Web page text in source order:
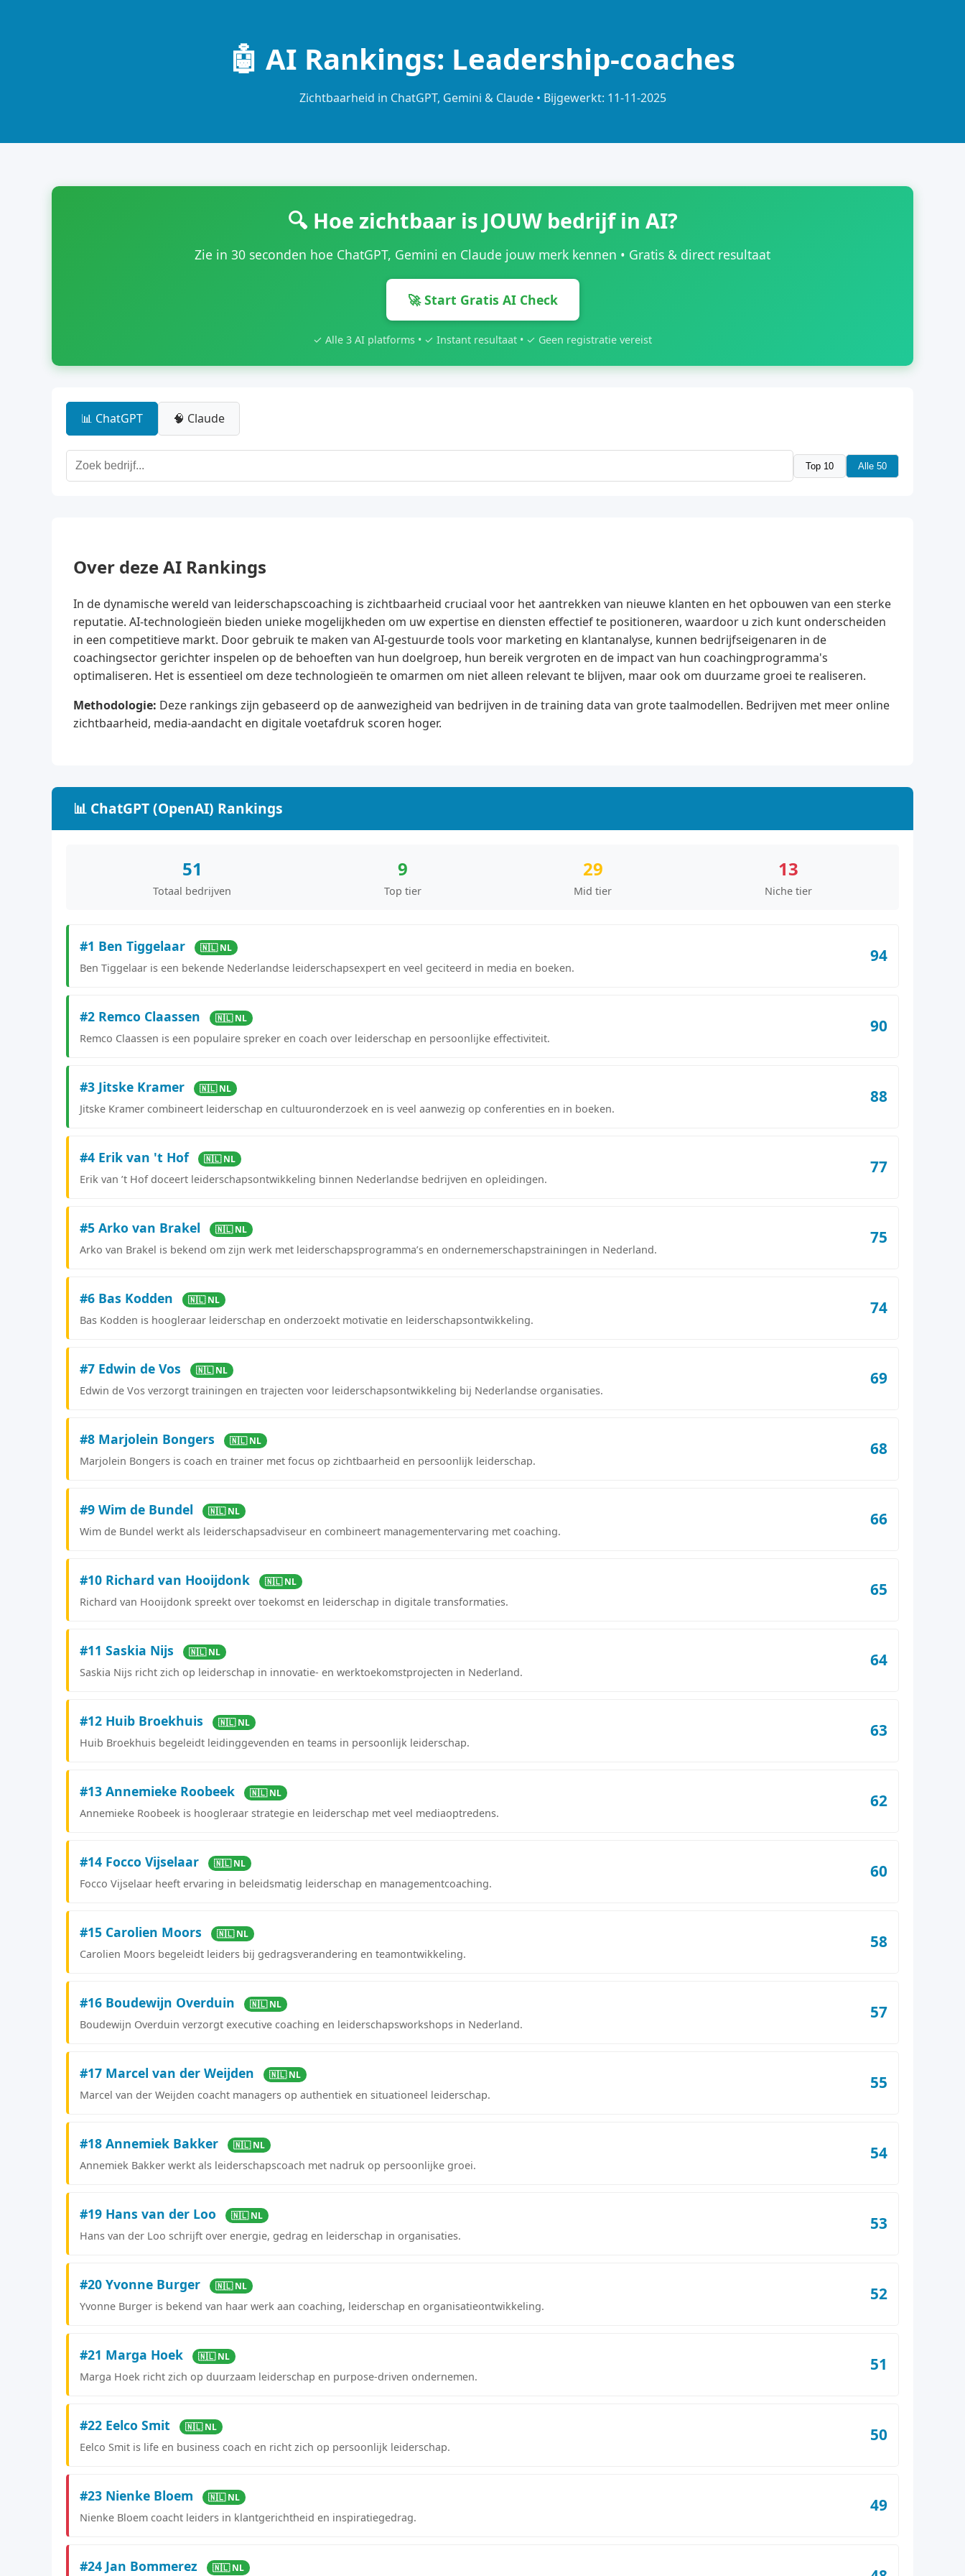
🤖 AI Rankings: Leadership-coaches
Zichtbaarheid in ChatGPT, Gemini & Claude • Bijgewerkt: 11-11-2025
🔍 Hoe zichtbaar is JOUW bedrijf in AI?
Zie in 30 seconden hoe ChatGPT, Gemini en Claude jouw merk kennen • Gratis & direct resultaat
🚀 Start Gratis AI Check
✓ Alle 3 AI platforms • ✓ Instant resultaat • ✓ Geen registratie vereist
📊 ChatGPT 🧠 Claude
Top 10 Alle 50
Over deze AI Rankings
In de dynamische wereld van leiderschapscoaching is zichtbaarheid cruciaal voor het aantrekken van nieuwe klanten en het opbouwen van een sterke
reputatie. AI-technologieën bieden unieke mogelijkheden om uw expertise en diensten effectief te positioneren, waardoor u zich kunt onderscheiden
in een competitieve markt. Door gebruik te maken van AI-gestuurde tools voor marketing en klantanalyse, kunnen bedrijfseigenaren in de
coachingsector gerichter inspelen op de behoeften van hun doelgroep, hun bereik vergroten en de impact van hun coachingprogramma's
optimaliseren. Het is essentieel om deze technologieën te omarmen om niet alleen relevant te blijven, maar ook om duurzame groei te realiseren.
Methodologie: Deze rankings zijn gebaseerd op de aanwezigheid van bedrijven in de training data van grote taalmodellen. Bedrijven met meer online
zichtbaarheid, media-aandacht en digitale voetafdruk scoren hoger.
📊 ChatGPT (OpenAI) Rankings
51
Totaal bedrijven
9
Top tier
29
Mid tier
13
Niche tier
#1 Ben Tiggelaar 🇳🇱 NL
Ben Tiggelaar is een bekende Nederlandse leiderschapsexpert en veel geciteerd in media en boeken.
94
#2 Remco Claassen 🇳🇱 NL
Remco Claassen is een populaire spreker en coach over leiderschap en persoonlijke effectiviteit.
90
#3 Jitske Kramer 🇳🇱 NL
Jitske Kramer combineert leiderschap en cultuuronderzoek en is veel aanwezig op conferenties en in boeken.
88
#4 Erik van 't Hof 🇳🇱 NL
Erik van ’t Hof doceert leiderschapsontwikkeling binnen Nederlandse bedrijven en opleidingen.
77
#5 Arko van Brakel 🇳🇱 NL
Arko van Brakel is bekend om zijn werk met leiderschapsprogramma’s en ondernemerschapstrainingen in Nederland.
75
#6 Bas Kodden 🇳🇱 NL
Bas Kodden is hoogleraar leiderschap en onderzoekt motivatie en leiderschapsontwikkeling.
74
#7 Edwin de Vos 🇳🇱 NL
Edwin de Vos verzorgt trainingen en trajecten voor leiderschapsontwikkeling bij Nederlandse organisaties.
69
#8 Marjolein Bongers 🇳🇱 NL
Marjolein Bongers is coach en trainer met focus op zichtbaarheid en persoonlijk leiderschap.
68
#9 Wim de Bundel 🇳🇱 NL
Wim de Bundel werkt als leiderschapsadviseur en combineert managementervaring met coaching.
66
#10 Richard van Hooijdonk 🇳🇱 NL
Richard van Hooijdonk spreekt over toekomst en leiderschap in digitale transformaties.
65
#11 Saskia Nijs 🇳🇱 NL
Saskia Nijs richt zich op leiderschap in innovatie- en werktoekomstprojecten in Nederland.
64
#12 Huib Broekhuis 🇳🇱 NL
Huib Broekhuis begeleidt leidinggevenden en teams in persoonlijk leiderschap.
63
#13 Annemieke Roobeek 🇳🇱 NL
Annemieke Roobeek is hoogleraar strategie en leiderschap met veel mediaoptredens.
62
#14 Focco Vijselaar 🇳🇱 NL
Focco Vijselaar heeft ervaring in beleidsmatig leiderschap en managementcoaching.
60
#15 Carolien Moors 🇳🇱 NL
Carolien Moors begeleidt leiders bij gedragsverandering en teamontwikkeling.
58
#16 Boudewijn Overduin 🇳🇱 NL
Boudewijn Overduin verzorgt executive coaching en leiderschapsworkshops in Nederland.
57
#17 Marcel van der Weijden 🇳🇱 NL
Marcel van der Weijden coacht managers op authentiek en situationeel leiderschap.
55
#18 Annemiek Bakker 🇳🇱 NL
Annemiek Bakker werkt als leiderschapscoach met nadruk op persoonlijke groei.
54
#19 Hans van der Loo 🇳🇱 NL
Hans van der Loo schrijft over energie, gedrag en leiderschap in organisaties.
53
#20 Yvonne Burger 🇳🇱 NL
Yvonne Burger is bekend van haar werk aan coaching, leiderschap en organisatieontwikkeling.
52
#21 Marga Hoek 🇳🇱 NL
Marga Hoek richt zich op duurzaam leiderschap en purpose-driven ondernemen.
51
#22 Eelco Smit 🇳🇱 NL
Eelco Smit is life en business coach en richt zich op persoonlijk leiderschap.
50
#23 Nienke Bloem 🇳🇱 NL
Nienke Bloem coacht leiders in klantgerichtheid en inspiratiegedrag.
49
#24 Jan Bommerez 🇳🇱 NL